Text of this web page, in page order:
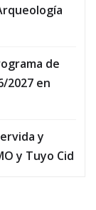
de
2027 en
y
y Tuyo Cid